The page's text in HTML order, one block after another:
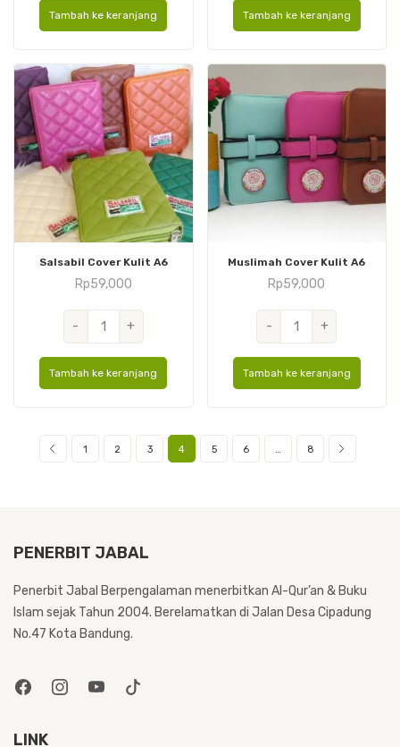
Hard
A6
Tambah ke keranjang
Cover
A6
Tambah ke keranjang
Salsabil Cover Kulit A6
Rp59,000
-
Kuantitas
Salsabil
Cover
A6
+
Tambah ke keranjang
Muslimah Cover Kulit A6
Rp59,000
-
Kuantitas
Muslimah
Cover
A6
+
Tambah ke keranjang
1 2 3 4 5 6 … 8
PENERBIT JABAL
Penerbit Jabal Berpengalaman menerbitkan Al-Qur’an & Buku
Islam sejak Tahun 2004. Berelamatkan di Jalan Desa Cipadung
No.47 Kota Bandung.
LINK